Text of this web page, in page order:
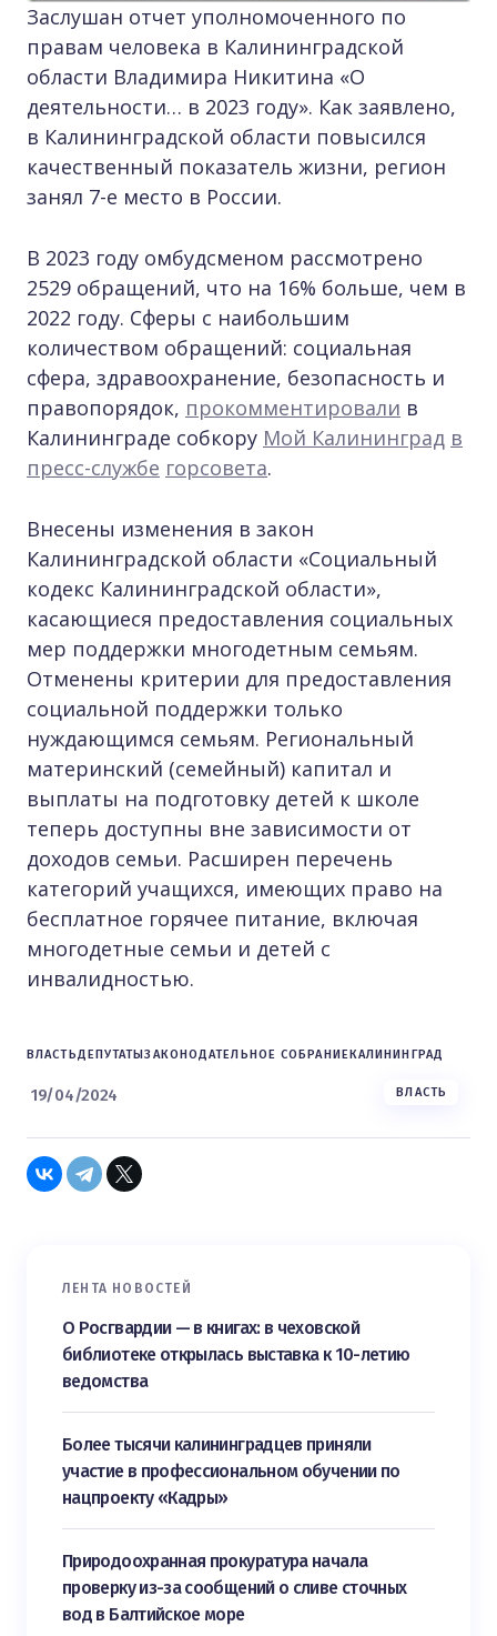
Заслушан отчет уполномоченного по
правам человека в Калининградской
области Владимира Никитина «О
деятельности… в 2023 году». Как заявлено,
в Калининградской области повысился
качественный показатель жизни, регион
занял 7-е место в России.
В 2023 году омбудсменом рассмотрено
2529 обращений, что на 16% больше, чем в
2022 году. Сферы с наибольшим
количеством обращений: социальная
сфера, здравоохранение, безопасность и
правопорядок, прокомментировали в
Калининграде собкору Мой Калининград в
пресс-службе горсовета.
Внесены изменения в закон
Калининградской области «Социальный
кодекс Калининградской области»,
касающиеся предоставления социальных
мер поддержки многодетным семьям.
Отменены критерии для предоставления
социальной поддержки только
нуждающимся семьям. Региональный
материнский (семейный) капитал и
выплаты на подготовку детей к школе
теперь доступны вне зависимости от
доходов семьи. Расширен перечень
категорий учащихся, имеющих право на
бесплатное горячее питание, включая
многодетные семьи и детей с
инвалидностью.
ВЛАСТЬДЕПУТАТЫЗАКОНОДАТЕЛЬНОЕ СОБРАНИЕ КАЛИНИНГРАД
19/04/2024 ВЛАСТЬ
ЛЕНТА НОВОСТЕЙ
О Росгвардии — в книгах: в чеховской
библиотеке открылась выставка к 10-летию
ведомства
Более тысячи калининградцев приняли
участие в профессиональном обучении по
нацпроекту «Кадры»
Природоохранная прокуратура начала
проверку из-за сообщений о сливе сточных
вод в Балтийское море